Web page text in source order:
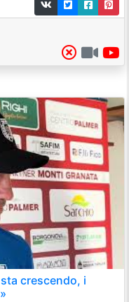
crescendo, i